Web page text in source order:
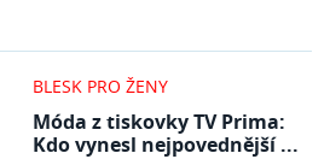
BLESK PRO ŽENY
Móda z tiskovky TV Prima:
Kdo vynesl nejpovednější ...